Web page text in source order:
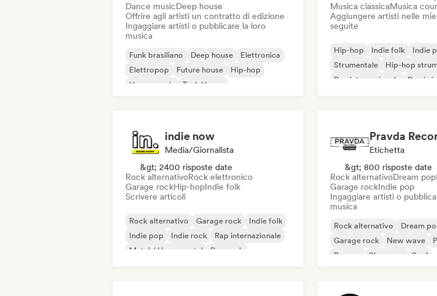
Dance musicDeep house
Offrire agli artisti un contratto di edizione
Ingaggiare artisti o pubblicare la loro
musica
Funk brasiliano Deep house
Elettronica
Elettropop
Future house
Hip-hop
House music
Tech House
Musica classicaMusica
Aggiungere artisti nelle
seguite
Hip-hop Indie folk Indie
Strumentale
Hip-hop
Rap internazionale
Rap in
indie now
Media/Giornalista
&gt; 2400 risposte date
Rock alternativoRock elettronico
Garage rockHip-hopIndie folk
Scrivere articoli
Rock alternativo Garage rock
Indie folk
Indie pop
Indie rock
Rap internazionale
Metal / Heavy metal
Pop rock
Pravda
Etichetta
&gt; 800 risposte date
Rock alternativoDream pop
Garage rockIndie pop
Ingaggiare artisti o
musica
Rock alternativo
Dream
Garage rock
New wave
Reggae
Shoegaze Soul